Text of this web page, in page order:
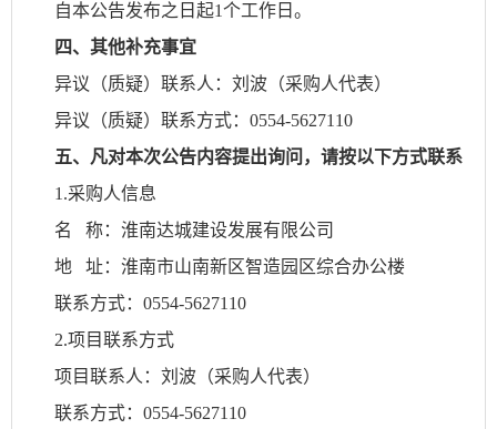
自本公告发布之日起1个工作日。
四、其他补充事宜
异议（质疑）联系人： 刘波 （采购人代表）
异议（质疑）联系方式： 0554-5627110
五、凡对本次公告内容提出询问，请按以下方式联系
1.采购人信息
名
称：淮南达城建设发展有限公司
地 址：淮南市山南新区智造园区综合办公楼
联系方式： 0554-5627110
2.项目联系方式
项目联系人： 刘波 （采购人代表）
联系方式： 0554-5627110